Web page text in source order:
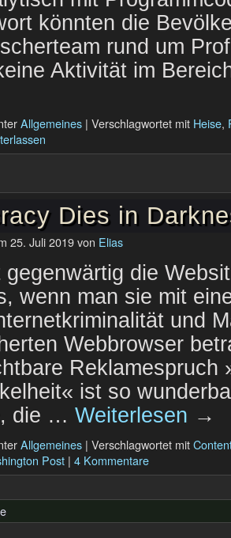
könnten die
rund um
Aktivität im
Allgemeines | Verschlagwortet mit Heise,
Dies in
25. Juli 2019von Elias
gegenwärtig die
wenn man sie mit
und
Webbrowser
Reklamespruch
ist so
die … Weiterlesen →
Allgemeines | Verschlagwortet mit
Post | 4 Kommentare